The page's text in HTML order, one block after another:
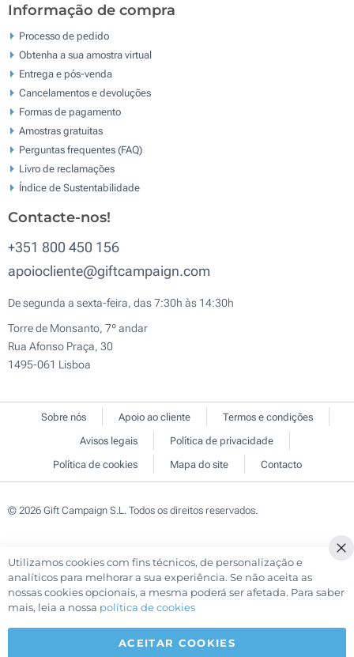
Informação de compra
Processo de pedido
Obtenha a sua amostra virtual
Entrega e pós-venda
Cancelamentos e devoluções
Formas de pagamento
Amostras gratuitas
Perguntas frequentes (FAQ)
Livro de reclamaçōes
Índice de Sustentabilidade
Contacte-nos!
+351 800 450 156
apoiocliente@giftcampaign.com
De segunda a sexta-feira, das 7:30h às 14:30h
Torre de Monsanto, 7º andar
Rua Afonso Praça, 30
1495-061 Lisboa
Sobre nós Apoio ao cliente
Termos e condições
Avisos legais
Política de privacidade
Política de cookies
Mapa do site Contacto
© 2026 Gift Campaign S.L. Todos os direitos reservados.
Utilizamos cookies com fins técnicos, de personalização e
analíticos para melhorar a sua experiência. Se não aceita as
nossas cookies opcionais, a mesma poderá ser afetada. Para saber
mais, leia a nossa política de cookies
ACEITAR COOKIES